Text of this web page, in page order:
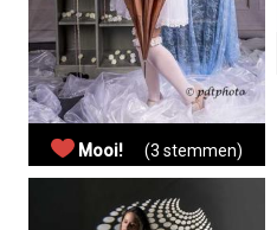
Mooi! (3 stemmen)